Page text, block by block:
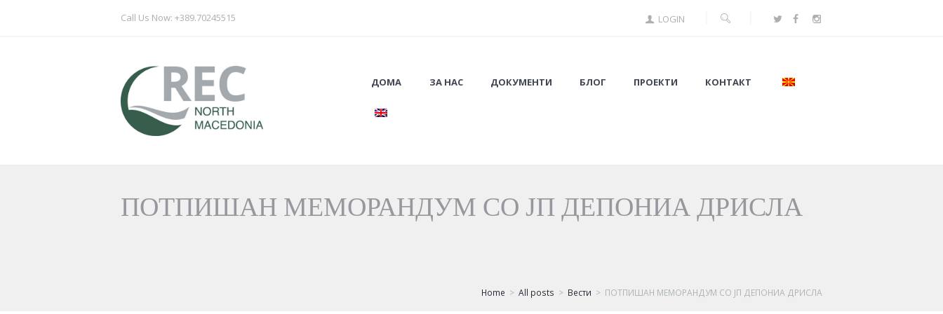
Call Us Now: +389.70245515 LOGIN
ДОМА ЗА НАС ДОКУМЕНТИ БЛОГ ПРОЕКТИ КОНТАКТ
ПОТПИШАН МЕМОРАНДУМ СО ЈП ДЕПОНИА ДРИСЛА
Home All posts Вести ПОТПИШАН МЕМОРАНДУМ СО ЈП ДЕПОНИА ДРИСЛА